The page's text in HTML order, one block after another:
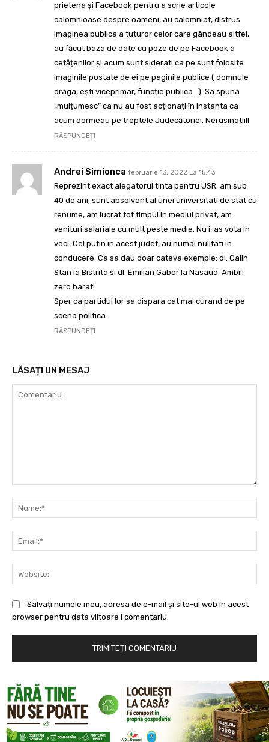
prietena și Facebook pentru a scrie articole
calomnioase despre oameni, au calomniat, distrus
imaginea publica a tuturor celor care gândeau altfel,
au făcut baza de date cu poze de pe Facebook a
cetățenilor și acum sunt siderati ca pe sunt folosite
imaginile postate de ei pe paginile publice ( domnule
draga, ești viceprimar, funcție publica…). Sa spuna
„mulțumesc” ca nu au fost acționați în instanta ca
acum dormeau pe treptele Judecătoriei. Nerusinatii!!
RĂSPUNDEȚI
Andrei Simionca februarie 13, 2022 La 15:43
Reprezint exact alegatorul tinta pentru USR: am sub
40 de ani, sunt absolvent al unei universitati de stat cu
renume, am lucrat tot timpul in mediul privat, am
venituri salariale cu mult peste medie. Nu i-as vota in
veci. Cel putin in acest judet, au numai nulitati in
conducere. Ca sa dau doar cateva exemple: dl. Calin
Stan la Bistrita si dl. Emilian Gabor la Nasaud. Ambii:
zero barat!
Sper ca partidul lor sa dispara cat mai curand de pe
scena politica.
RĂSPUNDEȚI
LĂSAȚI UN MESAJ
Salvați numele meu, adresa de e-mail și site-ul web în acest
browser pentru data viitoare i comentariu.